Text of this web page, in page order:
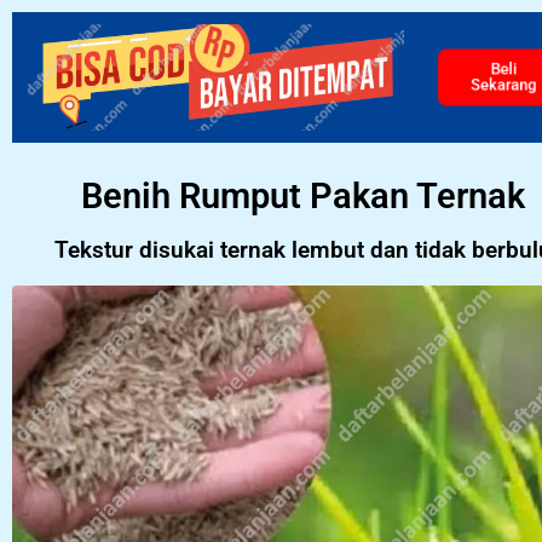
Beli
Sekarang
Benih Rumput Pakan Ternak
Tekstur disukai ternak lembut dan tidak